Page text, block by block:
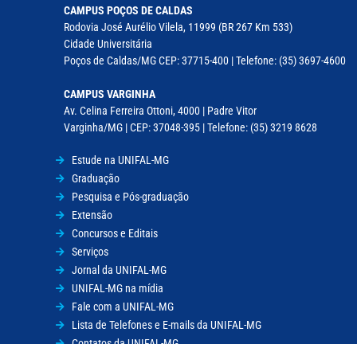
CAMPUS POÇOS DE CALDAS
Rodovia José Aurélio Vilela, 11999 (BR 267 Km 533)
Cidade Universitária
Poços de Caldas/MG CEP: 37715-400 | Telefone: (35) 3697-4600
CAMPUS VARGINHA
Av. Celina Ferreira Ottoni, 4000 | Padre Vitor
Varginha/MG | CEP: 37048-395 | Telefone: (35) 3219 8628
Estude na UNIFAL-MG
Graduação
Pesquisa e Pós-graduação
Extensão
Concursos e Editais
Serviços
Jornal da UNIFAL-MG
UNIFAL-MG na mídia
Fale com a UNIFAL-MG
Lista de Telefones e E-mails da UNIFAL-MG